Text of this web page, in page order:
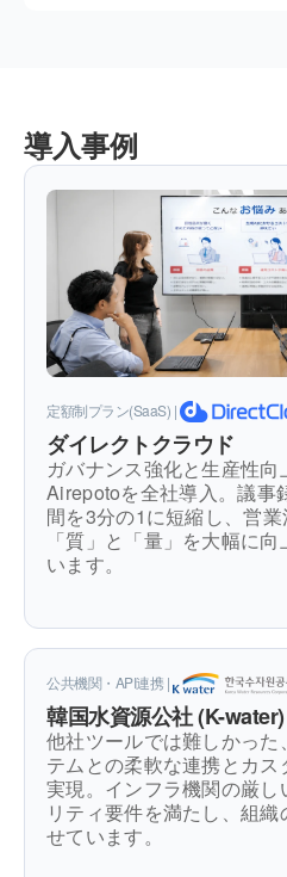
導入事例
定額制プラン(SaaS) |
ダイレクトクラウド
ガバナンス強化と生産性向
Airepotoを全社導入。議事
間を3分の1に短縮し、営
「質」と「量」を大幅に向
います。
公共機関・API連携 |
韓国水資源公社 (K-water)
他社ツールでは難しかった
テムとの柔軟な連携とカス
実現。インフラ機関の厳し
リティ要件を満たし、組織
せています。